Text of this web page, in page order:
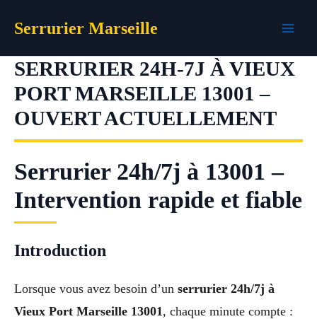
Serrurier Marseille
SERRURIER 24H-7J À VIEUX
PORT MARSEILLE 13001 –
OUVERT ACTUELLEMENT
Serrurier 24h/7j à 13001 –
Intervention rapide et fiable
Introduction
Lorsque vous avez besoin d’un serrurier 24h/7j à
Vieux Port Marseille 13001 , chaque minute compte :